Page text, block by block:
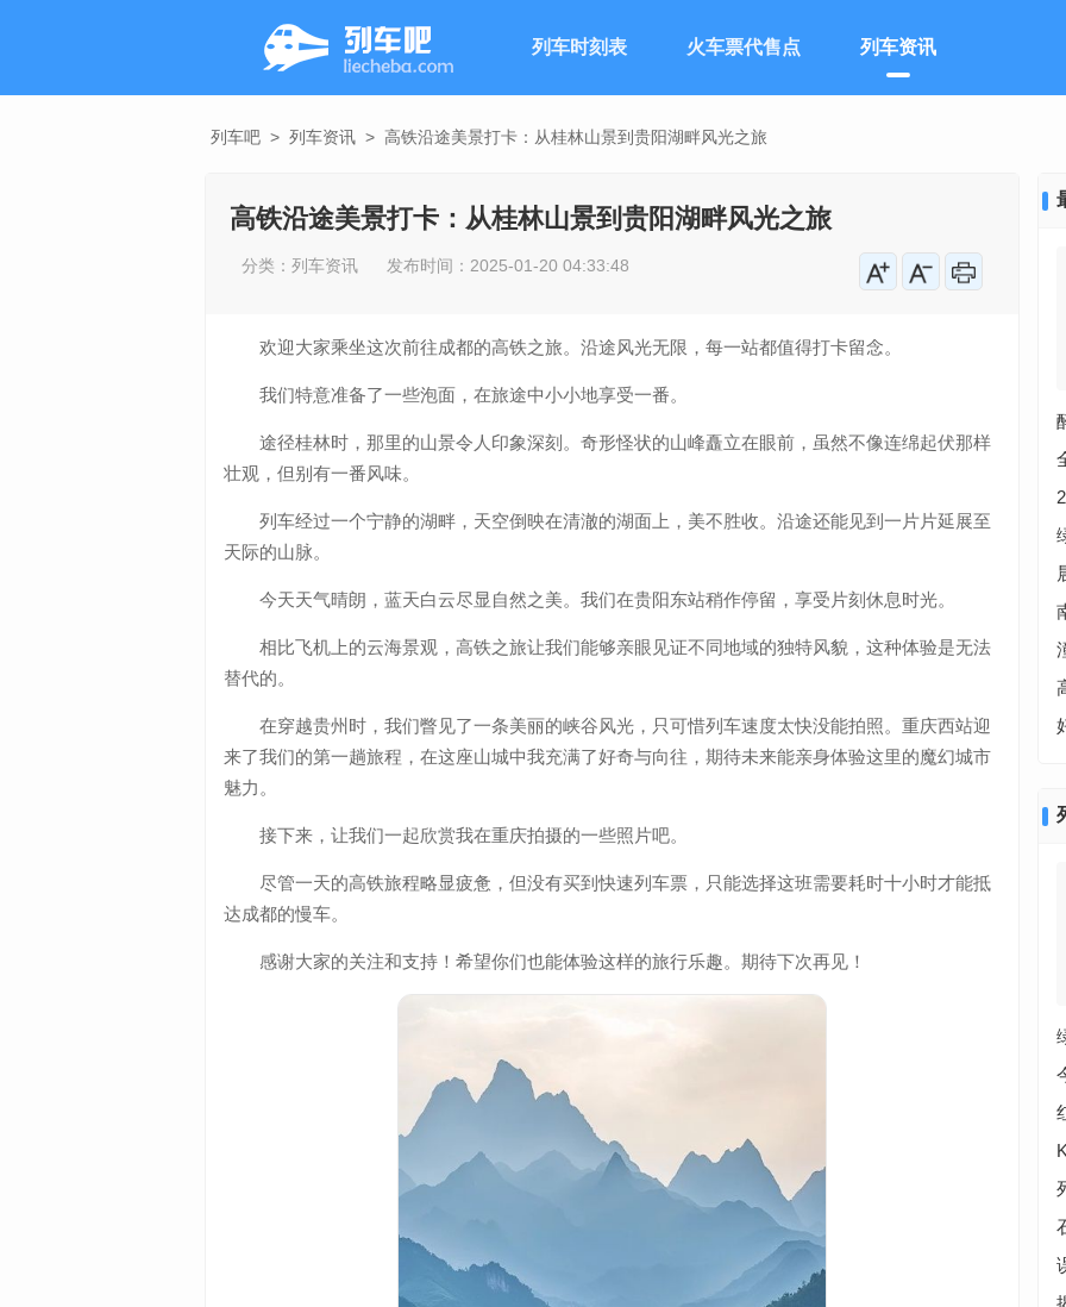
列车时刻表 火车票代售点 列车资讯
列车吧 > 列车资讯 > 高铁沿途美景打卡：从桂林山景到贵阳湖畔风光之旅
高铁沿途美景打卡：从桂林山景到贵阳湖畔风光之旅
分类： 列车资讯 发布时间：2025-01-20 04:33:48
欢迎大家乘坐这次前往成都的高铁之旅。沿途风光无限，每一站都值得打卡留念。
我们特意准备了一些泡面，在旅途中小小地享受一番。
途径桂林时，那里的山景令人印象深刻。奇形怪状的山峰矗立在眼前，虽然不像连绵起伏那样
壮观，但别有一番风味。
列车经过一个宁静的湖畔，天空倒映在清澈的湖面上，美不胜收。沿途还能见到一片片延展至
天际的山脉。
今天天气晴朗，蓝天白云尽显自然之美。我们在贵阳东站稍作停留，享受片刻休息时光。
相比飞机上的云海景观，高铁之旅让我们能够亲眼见证不同地域的独特风貌，这种体验是无法
替代的。
在穿越贵州时，我们瞥见了一条美丽的峡谷风光，只可惜列车速度太快没能拍照。重庆西站迎
来了我们的第一趟旅程，在这座山城中我充满了好奇与向往，期待未来能亲身体验这里的魔幻城市
魅力。
接下来，让我们一起欣赏我在重庆拍摄的一些照片吧。
尽管一天的高铁旅程略显疲惫，但没有买到快速列车票，只能选择这班需要耗时十小时才能抵
达成都的慢车。
感谢大家的关注和支持！希望你们也能体验这样的旅行乐趣。期待下次再见！